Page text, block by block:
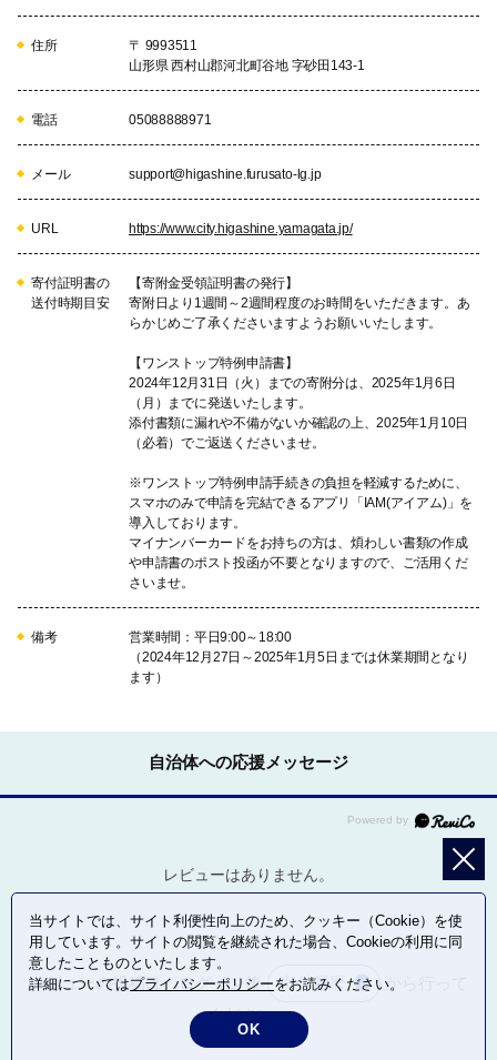
住所
〒 9993511
山形県 西村山郡河北町谷地 字砂田143-1
電話 05088888971
メール support@higashine.furusato-lg.jp
URL https://www.city.higashine.yamagata.jp/
寄付証明書の
送付時期目安
【寄附金受領証明書の発行】
寄附日より1週間～2週間程度のお時間をいただきます。あ
らかじめご了承くださいますようお願いいたします。
【ワンストップ特例申請書】
2024年12月31日（火）までの寄附分は、2025年1月6日
（月）までに発送いたします。
添付書類に漏れや不備がないか確認の上、2025年1月10日
（必着）でご返送くださいませ。
※ワンストップ特例申請手続きの負担を軽減するために、
スマホのみで申請を完結できるアプリ「IAM(アイアム)」を
導入しております。
マイナンバーカードをお持ちの方は、煩わしい書類の作成
や申請書のポスト投函が不要となりますので、ご活用くだ
さいませ。
備考
営業時間：平日9:00～18:00
（2024年12月27日～2025年1月5日までは休業期間となり
ます）
自治体への応援メッセージ
レビューはありません。
レビューの投稿は、ログイン後 寄付履歴
から行って
ください。
当サイトでは、サイト利便性向上のため、クッキー（Cookie）を使
用しています。サイトの閲覧を継続された場合、Cookieの利用に同
意したことものといたします。
詳細についてはプライバシーポリシーをお読みください。
OK